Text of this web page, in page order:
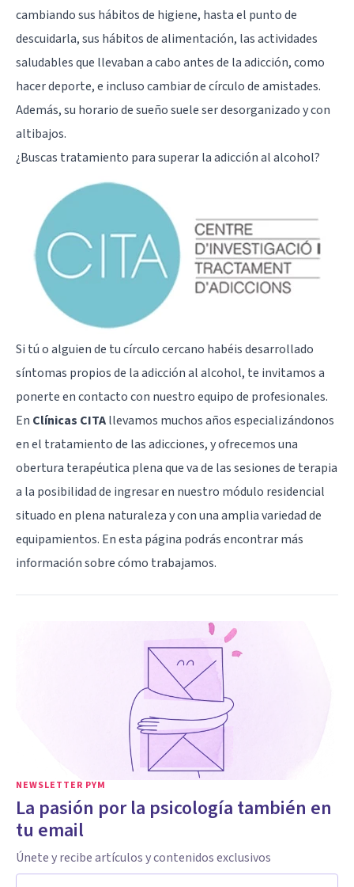
cambiando sus hábitos de higiene, hasta el punto de
descuidarla, sus hábitos de alimentación, las actividades
saludables que llevaban a cabo antes de la adicción, como
hacer deporte, e incluso cambiar de círculo de amistades.
Además, su horario de sueño suele ser desorganizado y con
altibajos.
¿Buscas tratamiento para superar la adicción al alcohol?
Si tú o alguien de tu círculo cercano habéis desarrollado
síntomas propios de la adicción al alcohol, te invitamos a
ponerte en contacto con nuestro equipo de profesionales.
En Clínicas CITAllevamos muchos años especializándonos
en el tratamiento de las adicciones, y ofrecemos una
obertura terapéutica plena que va de las sesiones de terapia
a la posibilidad de ingresar en nuestro módulo residencial
situado en plena naturaleza y con una amplia variedad de
equipamientos. Enesta página podrás encontrar más
información sobre cómo trabajamos.
NEWSLETTER PYM
La pasión por la psicología también en
tu email
Únete y recibe artículos y contenidos exclusivos